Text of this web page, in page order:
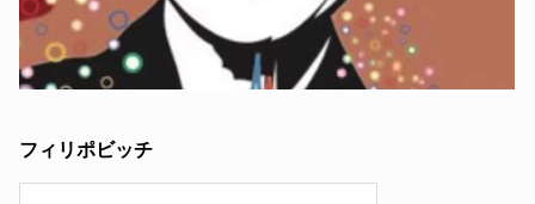
フィリポビッチ